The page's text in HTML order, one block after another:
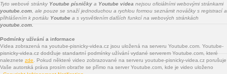
Tyto webové stránky Youtube písničky a Youtube videa nejsou oficiálními webovými stránkami
youtube.com , ale pouze se snaží jednoduchou a rychlou formou seznámit nováčky s registrací a
přihlášením k portálu Youtube a s vysvětlením dalších funkcí na webových stránkách
youtube.com.
Podmínky užívání a informace
Videa zobrazená na youtube-pisnicky-videa.cz jsou uložená na serveru Youtube.com. Youtube-
pisnicky-videa.cz dodržuje standartní podmínky užívání vydané serverem Youtube.com, které
naleznete zde . Pokud některé video zobrazované na serveru youtube-pisnicky-videa.cz porušuje
Vaše autorská práva prosím obraťte se přímo na server Youtube.com, kde je video uloženo